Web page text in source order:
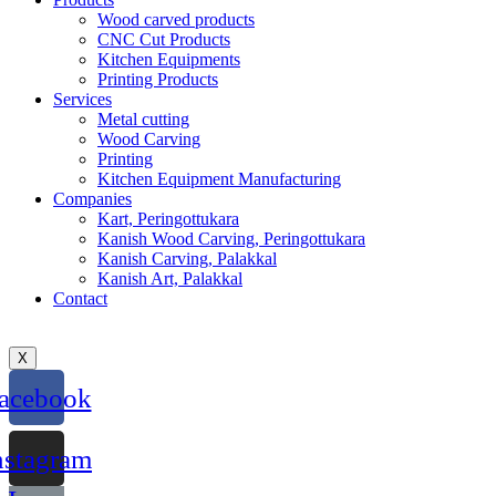
Wood carved products
CNC Cut Products
Kitchen Equipments
Printing Products
Services
Metal cutting
Wood Carving
Printing
Kitchen Equipment Manufacturing
Companies
Kart, Peringottukara
Kanish Wood Carving, Peringottukara
Kanish Carving, Palakkal
Kanish Art, Palakkal
Contact
X